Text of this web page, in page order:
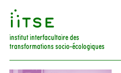
󰀀
institut interfacultaire des
transformations socio-écologiques